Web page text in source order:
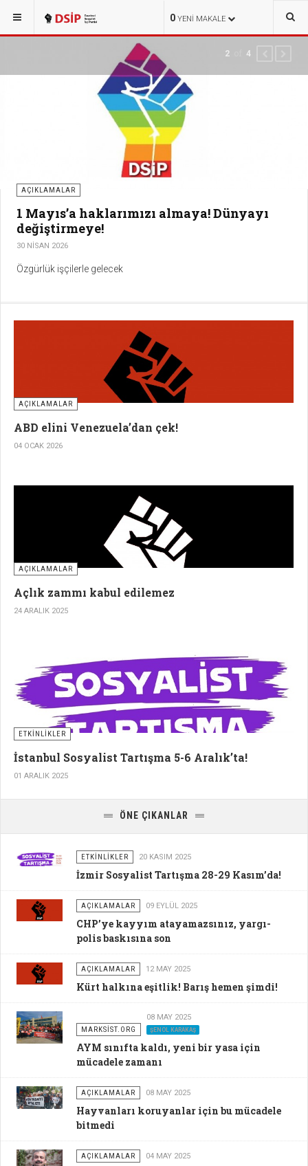
0 YENI MAKALE
AÇIKLAMALAR
1 Mayıs’a haklarımızı almaya! Dünyayı
değiştirmeye!
30 NISAN 2026
Özgürlük işçilerle gelecek
2 4
AÇIKLAMALAR
ABD elini Venezuela’dan çek!
04 OCAK 2026
AÇIKLAMALAR
Açlık zammı kabul edilemez
24 ARALIK 2025
ETKİNLİKLER
İstanbul Sosyalist Tartışma 5-6 Aralık’ta!
01 ARALIK 2025
ÖNE ÇIKANLAR
ETKİNLİKLER 20 KASIM 2025
İzmir Sosyalist Tartışma 28-29 Kasım’da!
AÇIKLAMALAR 09 EYLÜL 2025
CHP’ye kayyım atayamazsınız, yargı-
polis baskısına son
AÇIKLAMALAR 12 MAY 2025
Kürt halkına eşitlik! Barış hemen şimdi!
MARKSİST.ORG
08 MAY 2025
ŞENOL KARAKAŞ
AYM sınıfta kaldı, yeni bir yasa için
mücadele zamanı
AÇIKLAMALAR 08 MAY 2025
Hayvanları koruyanlar için bu mücadele
bitmedi
AÇIKLAMALAR 04 MAY 2025